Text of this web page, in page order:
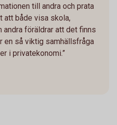
till andra och prata
att både visa skola,
andra föräldrar att det finns
en så viktig samhällsfråga
i privatekonomi.”